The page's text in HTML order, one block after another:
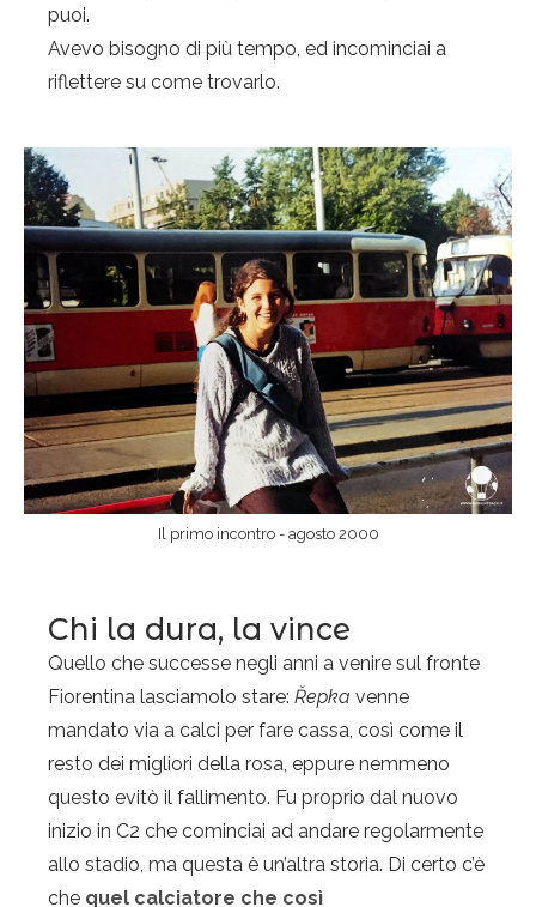
puoi.
Avevo bisogno di più tempo, ed incominciai a
riflettere su come trovarlo.
Il primo incontro - agosto 2000
Chi la dura, la vince
Quello che successe negli anni a venire sul fronte
Fiorentina lasciamolo stare: Řepka venne
mandato via a calci per fare cassa, così come il
resto dei migliori della rosa, eppure nemmeno
questo evitò il fallimento. Fu proprio dal nuovo
inizio in C2 che cominciai ad andare regolarmente
allo stadio, ma questa è un’altra storia. Di certo c’è
che quel calciatore che così